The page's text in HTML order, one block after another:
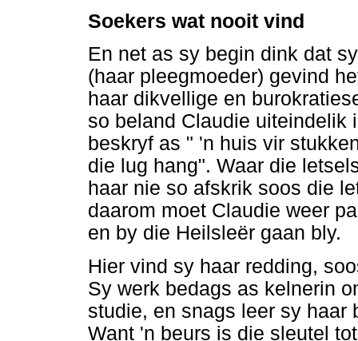
Soekers wat nooit vind
En net as sy begin dink dat
(haar pleegmoeder) gevind
haar dikvellige en
so beland Claudie uiteindelik
beskryf as " 'n huis vir
die lug hang". Waar die
haar nie so afskrik soos die
daarom moet Claudie weer
en by die Heilsleër gaan bly.
Hier vind sy haar redding,
Sy werk bedags as kelnerin
studie, en snags leer sy haar
Want 'n beurs is die sleutel